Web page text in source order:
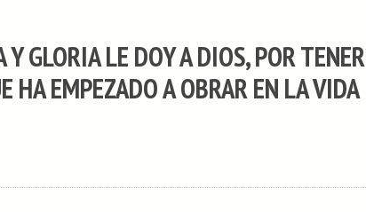
GLORIA LE DOY A DIOS, POR TENER
HA EMPEZADO A OBRAR EN LA VIDA